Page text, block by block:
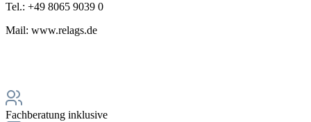
Tel.: +49 8065 9039 0
Mail: www.relags.de
Fachberatung inklusive